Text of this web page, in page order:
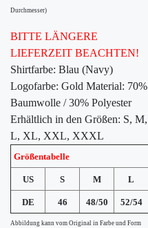
Durchmesser)
BITTE LÄNGERE
LIEFERZEIT BEACHTEN!
Shirtfarbe: Blau (Navy)
Logofarbe: Gold Material: 70%
Baumwolle / 30% Polyester
Erhältlich in den Größen: S, M,
L, XL, XXL, XXXL
Größentabelle
US S M L
DE 46 48/50 52/54
Abbildung kann vom Original in Farbe und Form